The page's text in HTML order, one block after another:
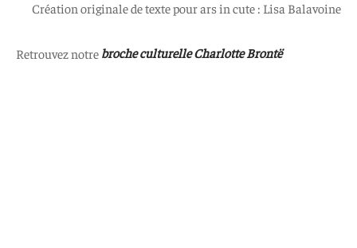
Création originale de texte pour ars in cute : Lisa Balavoine
Retrouvez notre broche culturelle Charlotte Brontë